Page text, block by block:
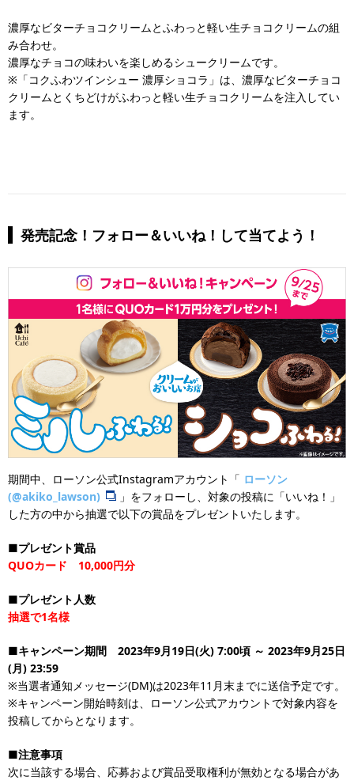
濃厚なビターチョコクリームとふわっと軽い生チョコクリームの組
み合わせ。
濃厚なチョコの味わいを楽しめるシュークリームです。
※「コクふわツインシュー 濃厚ショコラ」は、濃厚なビターチョコ
クリームとくちどけがふわっと軽い生チョコクリームを注入してい
ます。
発売記念！フォロー＆いいね！して当てよう！
期間中、ローソン公式Instagramアカウント「 ローソン
(@akiko_lawson)
」をフォローし、対象の投稿に「いいね！」
した方の中から抽選で以下の賞品をプレゼントいたします。
■プレゼント賞品
QUOカード 10,000円分
■プレゼント人数
抽選で1名様
■キャンペーン期間 2023年9月19日(火) 7:00頃 ～ 2023年9月25日
(月) 23:59
※当選者通知メッセージ(DM)は2023年11月末までに送信予定です。
※キャンペーン開始時刻は、ローソン公式アカウントで対象内容を
投稿してからとなります。
■注意事項
次に当該する場合、応募および賞品受取権利が無効となる場合があ